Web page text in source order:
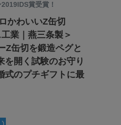
賞受賞！
かわいいZ缶切
業｜燕三条製＞
Z缶切を鍛造ペグと
を開く試験のお守り
式のプチギフトに最